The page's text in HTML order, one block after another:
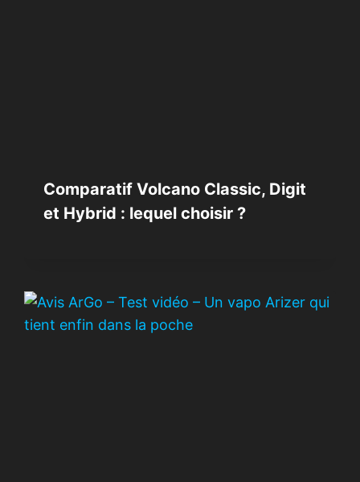
Comparatif Volcano Classic, Digit
et Hybrid : lequel choisir ?